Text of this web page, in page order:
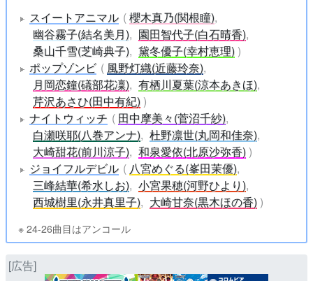
スイートアニマル
櫻木真乃(関根瞳)
幽谷霧子(結名美月)
園田智代子(白石晴香)
桑山千雪(芝崎典子) 黛冬優子(幸村恵理)
ポップゾンビ
風野灯織(近藤玲奈)
月岡恋鐘(礒部花凜) 有栖川夏葉(涼本あきほ)
芹沢あさひ(田中有紀)
ナイトウィッチ
田中摩美々(菅沼千紗)
白瀬咲耶(八巻アンナ) 杜野凛世(丸岡和佳奈)
大崎甜花(前川涼子) 和泉愛依(北原沙弥香)
ジョイフルデビル
八宮めぐる(峯田茉優)
三峰結華(希水しお) 小宮果穂(河野ひより)
西城樹里(永井真里子)
大崎甘奈(黒木ほの香)
※ 24-26曲目はアンコール
[広告]